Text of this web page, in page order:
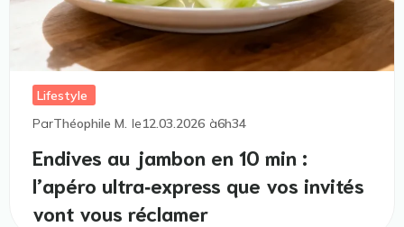
Lifestyle
ParThéophile M. le12.03.2026 à6h34
Endives au jambon en 10 min :
l’apéro ultra‑express que vos invités
vont vous réclamer